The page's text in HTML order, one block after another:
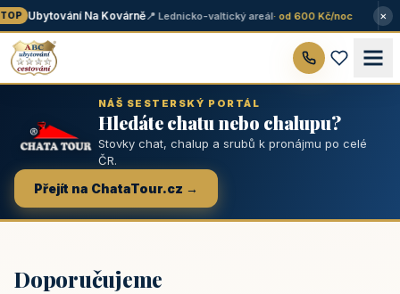
Ubytování Na Kovárně📍 Lednicko-valtický areál· od 600 Kč/noc ×
NÁŠ SESTERSKÝ PORTÁL
Hledáte chatu nebo chalupu?
Stovky chat, chalup a srubů k pronájmu po celé
ČR.
Přejít na ChataTour.cz →
Doporučujeme